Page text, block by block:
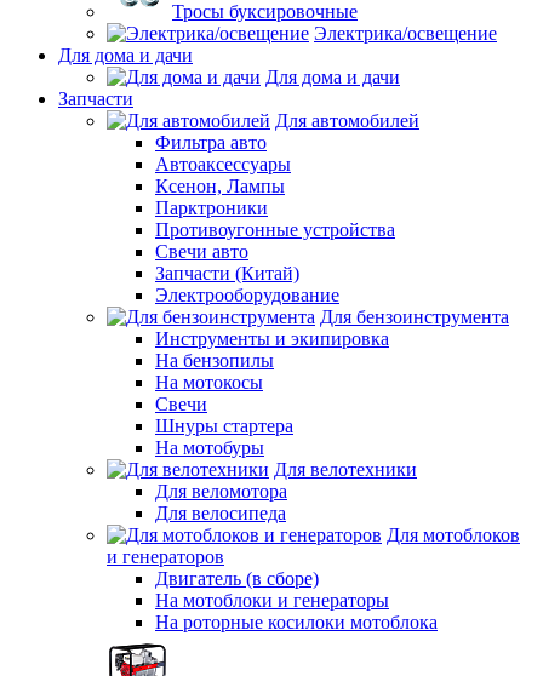
Тросы буксировочные
Электрика/освещение
Для дома и дачи
Для дома и дачи
Запчасти
Для автомобилей
Фильтра авто
Автоаксессуары
Ксенон, Лампы
Парктроники
Противоугонные устройства
Свечи авто
Запчасти (Китай)
Электрооборудование
Для бензоинструмента
Инструменты и экипировка
На бензопилы
На мотокосы
Свечи
Шнуры стартера
На мотобуры
Для велотехники
Для веломотора
Для велосипеда
Для мотоблоков
и генераторов
Двигатель (в сборе)
На мотоблоки и генераторы
На роторные косилоки мотоблока